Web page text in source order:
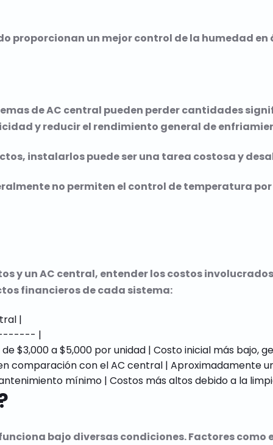
proporcionan un mejor control de la humedad
de AC central pueden perder cantidades
y reducir el rendimiento general de
instalarlos puede ser una tarea costosa y
no permiten el control de temperatura
y un AC central, entender los costos
financieros de cada sistema:
|
|
$3,000 a $5,000 por unidad | Costo inicial más bajo,
comparación con el AC central | Aproximadamente
bajo diversas condiciones. Factores como